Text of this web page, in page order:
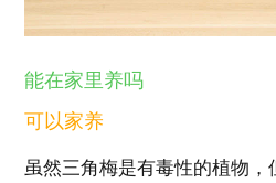
能在家里养吗
可以家养
虽然三角梅是有毒性的植物，